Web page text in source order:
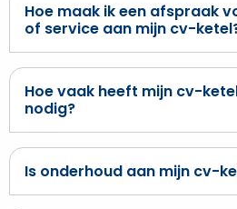
Hoe maak ik een afspraak
of service aan mijn cv-
Hoe vaak heeft mijn cv-
nodig?
Is onderhoud aan mijn cv-